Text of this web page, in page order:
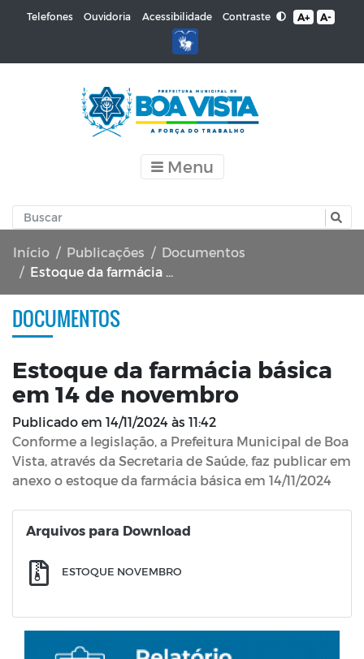
Telefones Ouvidoria Acessibilidade Contraste A+ A-
Menu
Início Publicações
Documentos
Estoque da farmácia básica em 14 de novembro
DOCUMENTOS
Estoque da farmácia básica
em 14 de novembro
Publicado em 14/11/2024 às 11:42
Conforme a legislação, a Prefeitura Municipal de Boa
Vista, através da Secretaria de Saúde, faz publicar em
anexo o estoque da farmácia básica em 14/11/2024
Arquivos para Download
ESTOQUE NOVEMBRO